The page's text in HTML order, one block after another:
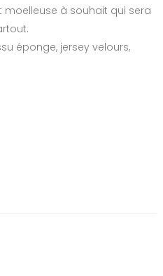
à souhait qui sera
éponge, jersey velours,